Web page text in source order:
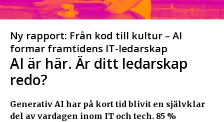
Ny rapport: Från kod till kultur – AI
formar framtidens IT-ledarskap
AI är här. Är ditt ledarskap
redo?
Generativ AI har på kort tid blivit en självklar
del av vardagen inom IT och tech. 85 %